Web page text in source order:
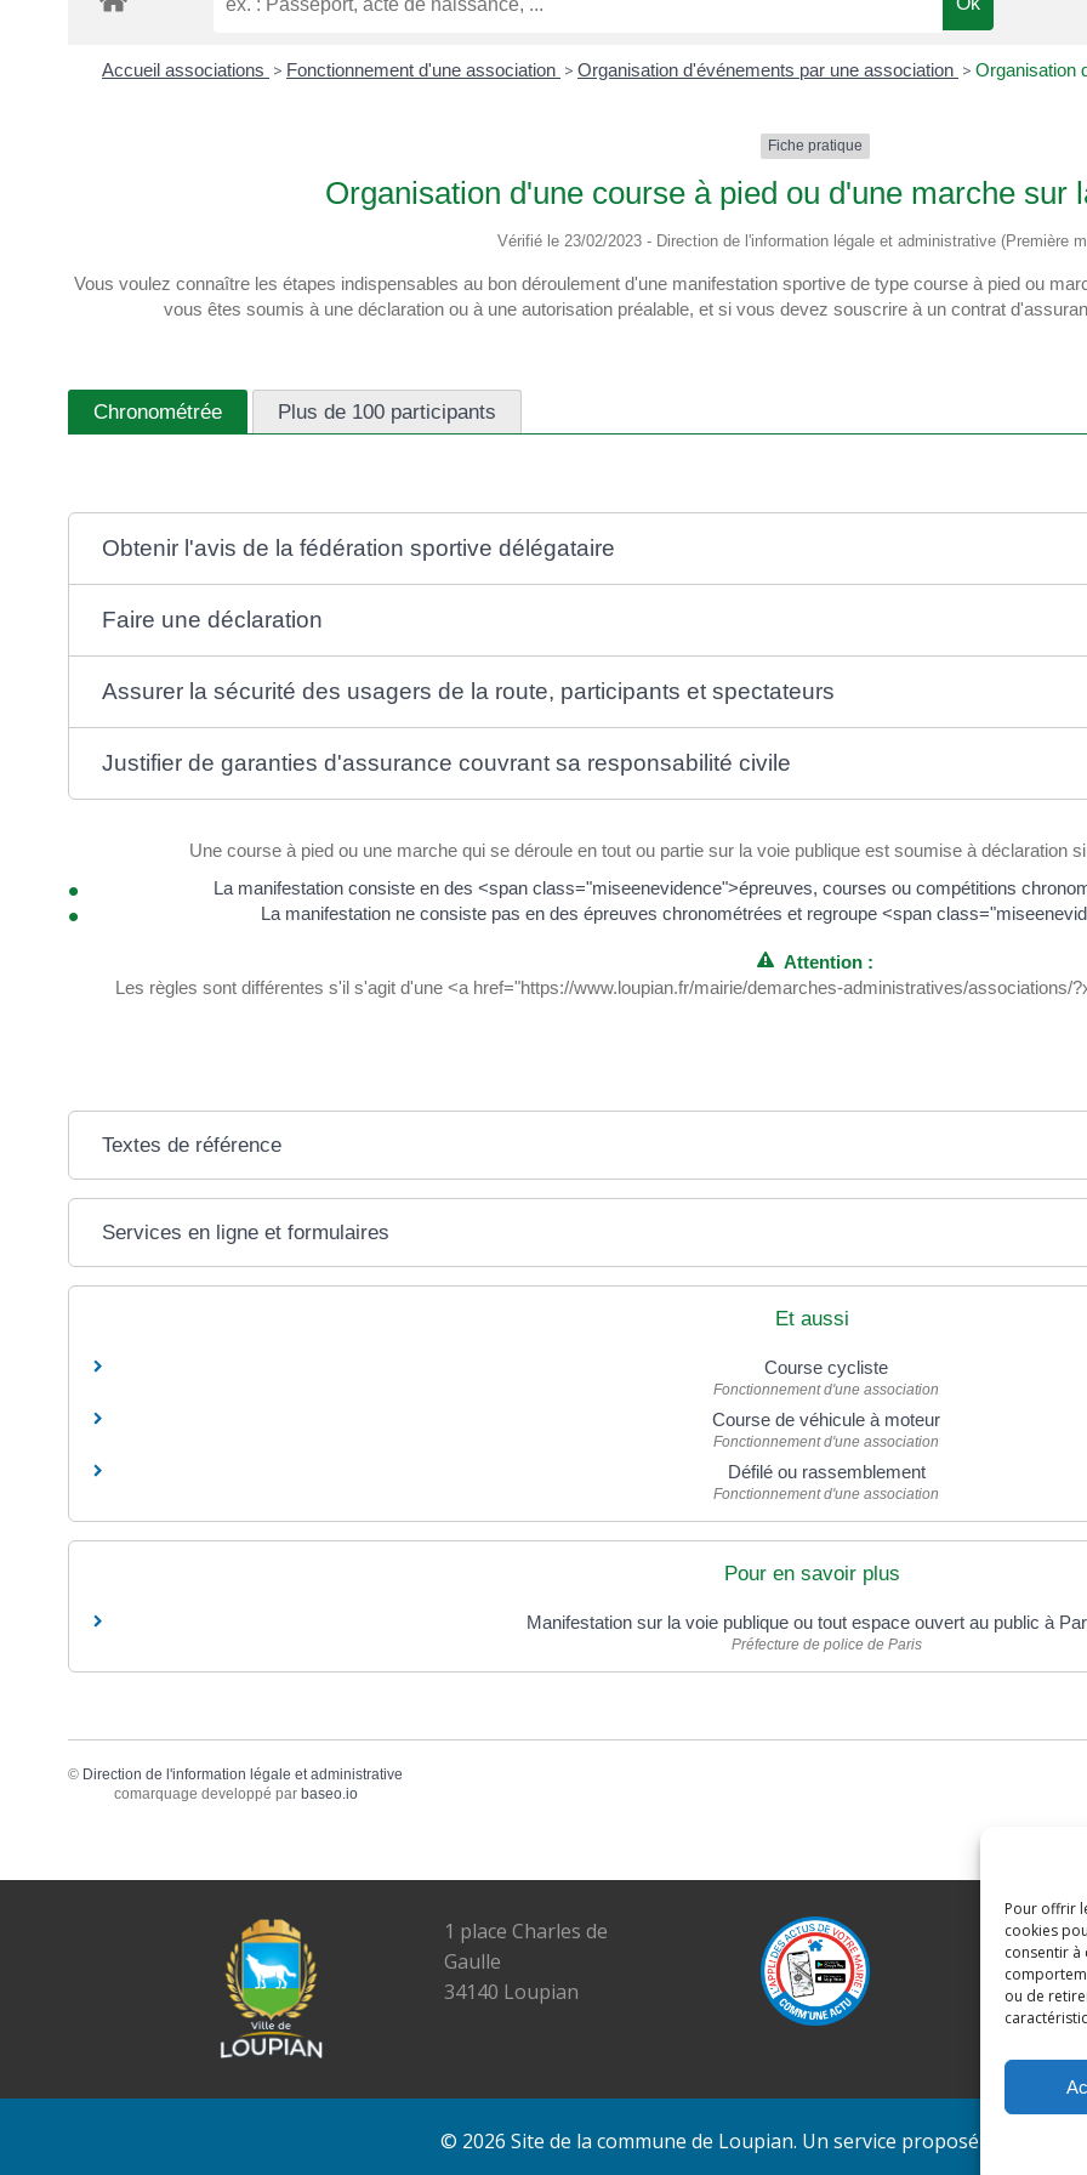
Pour offrir
cookies
consentir à
ou de
Accueil associations > Fonctionnement d'une association > Organisation d'événements par une association > Organisation
Fiche pratique
Organisation d'une course à pied ou d'une marche sur
Vérifié le 23/02/2023 - Direction de l'information légale et administrative (Première
Vous voulez connaître les étapes indispensables au bon déroulement d'une manifestation sportive de type course à pied ou
vous êtes soumis à une déclaration ou à une autorisation préalable, et si vous devez souscrire à un contrat
Chronométrée Plus de 100 participants
Obtenir l'avis de la fédération sportive délégataire
Faire une déclaration
Assurer la sécurité des usagers de la route, participants et spectateurs
Justifier de garanties d'assurance couvrant sa responsabilité civile
Une course à pied ou une marche qui se déroule en tout ou partie sur la voie publique est soumise à déclaration
La manifestation consiste en des <span class="miseenevidence">épreuves, courses ou compétitions
La manifestation ne consiste pas en des épreuves chronométrées et regroupe <span
Attention :
Les règles sont différentes s'il s'agit d'une <a href="https://www.loupian.fr/mairie/demarches-administratives/
Textes de référence
Services en ligne et formulaires
Et aussi
Course cycliste
Fonctionnement d'une association
Course de véhicule à moteur
Fonctionnement d'une association
Défilé ou rassemblement
Fonctionnement d'une association
Pour en savoir plus
Manifestation sur la voie publique ou tout espace ouvert au public à
Préfecture de police de Paris
© Direction de l'information légale et administrative
comarquage developpé par baseo.io
1 place Charles de
Gaulle
34140 Loupian
Tél. : 04
E-mail :
© 2026 Site de la commune de Loupian. Un service proposé par